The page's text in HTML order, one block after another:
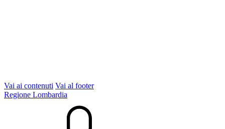
Vai ai contenuti Vai al footer
Regione Lombardia